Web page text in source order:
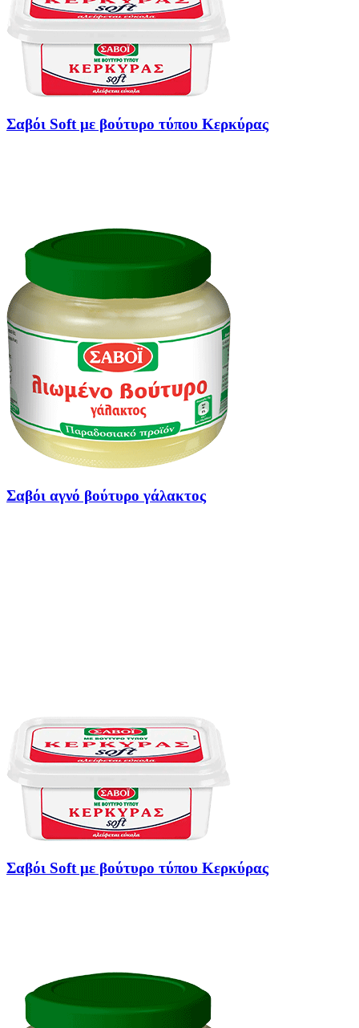
Σαβόι Soft με βούτυρο τύπου Κερκύρας
Σαβόι αγνό βούτυρο γάλακτος
Σαβόι Soft με βούτυρο τύπου Κερκύρας